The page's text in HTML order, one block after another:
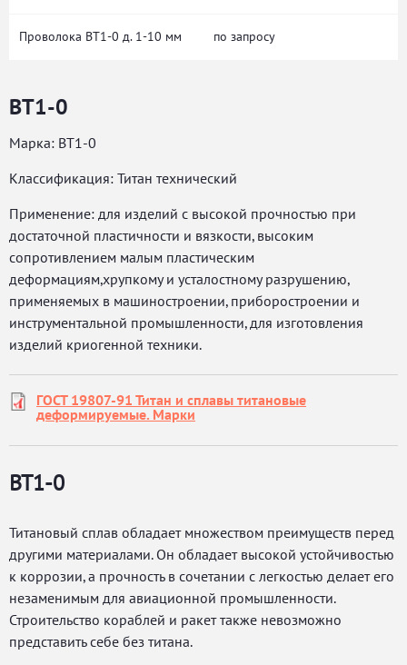
Проволока ВТ1-0 д. 1-10 мм по запросу
ВТ1-0
Марка: ВТ1-0
Классификация: Титан технический
Применение: для изделий с высокой прочностью при
достаточной пластичности и вязкости, высоким
сопротивлением малым пластическим
деформациям,хрупкому и усталостному разрушению,
применяемых в машиностроении, приборостроении и
инструментальной промышленности, для изготовления
изделий криогенной техники.
ГОСТ 19807-91 Титан и сплавы титановые
деформируемые. Марки
ВТ1-0
Титановый сплав обладает множеством преимуществ перед
другими материалами. Он обладает высокой устойчивостью
к коррозии, а прочность в сочетании с легкостью делает его
незаменимым для авиационной промышленности.
Строительство кораблей и ракет также невозможно
представить себе без титана.